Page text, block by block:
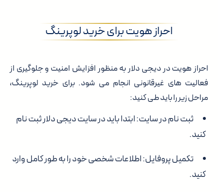
احراز هویت برای خرید لوپرینگ
احراز هویت در دیجی دلار به منظور افزایش امنیت و جلوگیری از
فعالیت های غیرقانونی انجام می شود. برای خرید لوپرینگ،
مراحل زیر را باید طی کنید:
ثبت نام در سایت:ابتدا باید در سایت دیجی دلار ثبت نام
کنید.
تکمیل پروفایل:اطلاعات شخصی خود را به طور کامل وارد
کنید.